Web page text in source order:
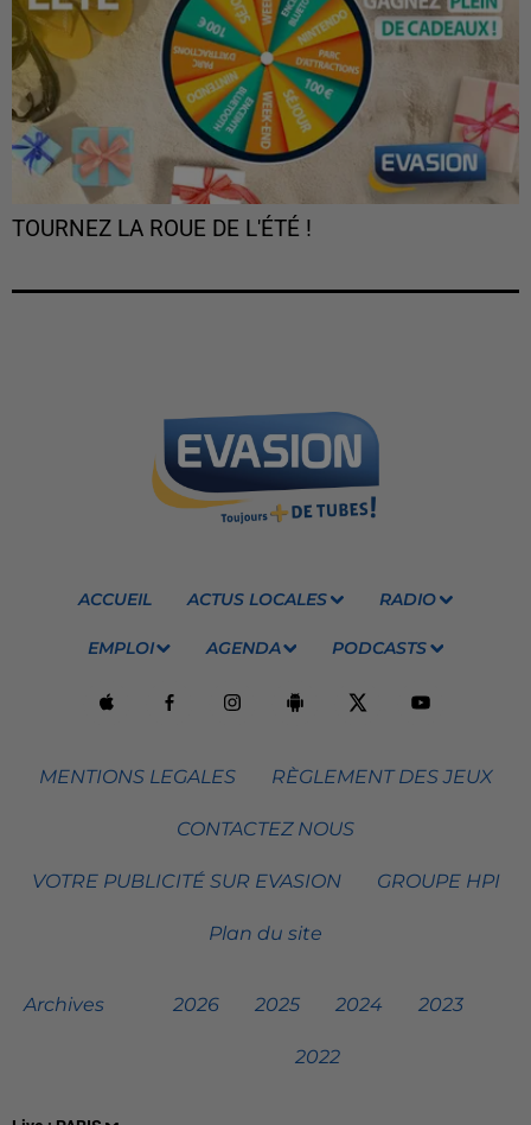
TOURNEZ LA ROUE DE L'ÉTÉ !
ACCUEIL ACTUS LOCALES RADIO
EMPLOI AGENDA PODCASTS
MENTIONS LEGALES RÈGLEMENT DES JEUX
CONTACTEZ NOUS
VOTRE PUBLICITÉ SUR EVASION GROUPE HPI
Plan du site
Archives 2026 2025 2024 2023
2022